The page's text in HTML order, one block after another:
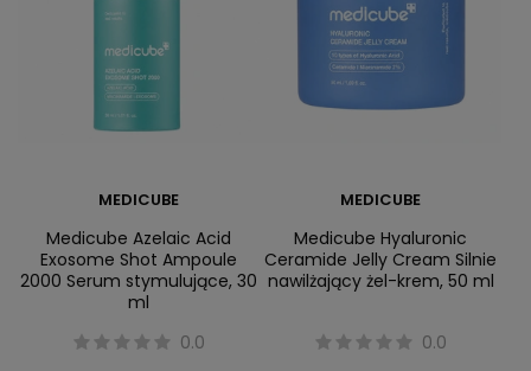
MEDICUBE
Medicube Azelaic Acid
Exosome Shot Ampoule
2000 Serum stymulujące, 30
ml
0.0
MEDICUBE
Medicube Hyaluronic
Ceramide Jelly Cream Silnie
nawilżający żel-krem, 50 ml
0.0